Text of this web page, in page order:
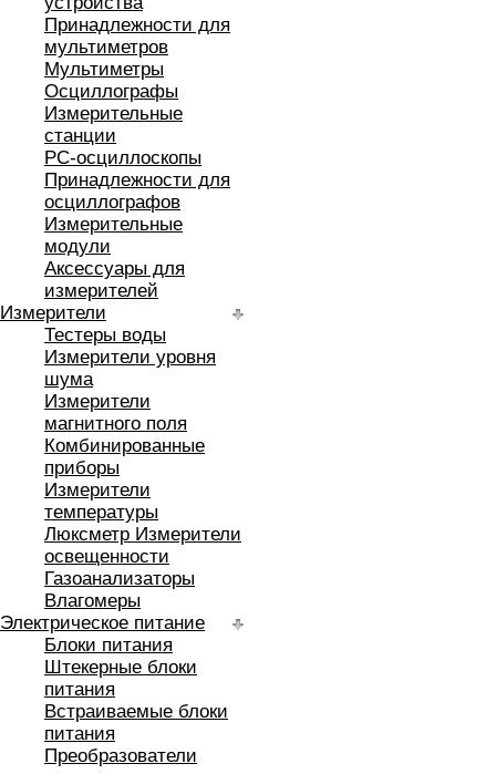
Принадлежности для
мультиметров
Мультиметры
Осциллографы
Измерительные
станции
РС-осциллоскопы
Принадлежности для
осциллографов
Измерительные
модули
Аксессуары для
измерителей
Измерители
Тестеры воды
Измерители уровня
шума
Измерители
магнитного поля
Комбинированные
приборы
Измерители
температуры
Люксметр Измерители
освещенности
Газоанализаторы
Влагомеры
Электрическое питание
Блоки питания
Штекерные блоки
питания
Встраиваемые блоки
питания
Преобразователи